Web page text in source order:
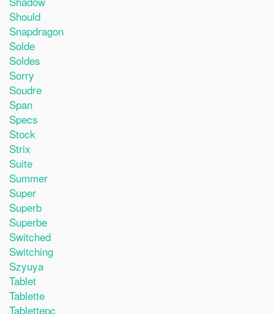
Should
Snapdragon
Solde
Soldes
Sorry
Soudre
Span
Specs
Stock
Strix
Suite
Summer
Super
Superb
Superbe
Switched
Switching
Szyuya
Tablet
Tablette
Tablettepc